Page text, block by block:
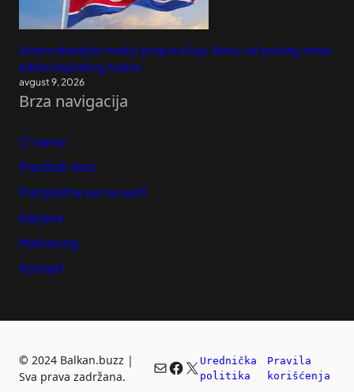
Severnokorejski mediji preporučuju čorbu od psećeg mesa
tokom toplotnog talasa
avgust 9, 2026
Brza navigacija
O nama
Predloži Vest
Pretplatite se na vesti
Karijera
Marketing
Kontakt
© 2024 Balkan.buzz |
Sva prava zadržana.
Mail
Facebook
X Urednička
politika
Pravila
korišćenja